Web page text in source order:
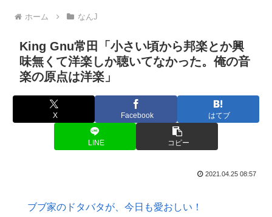
ホーム なんJ
King Gnu常田「小さい頃から邦楽とか興
味無くて洋楽しか聴いてなかった。俺の音
楽の原点は洋楽」
X Facebook はてブ
LINE コピー
2021.04.25 08:57
ブブ家のドタバタが、今日も愛おしい！